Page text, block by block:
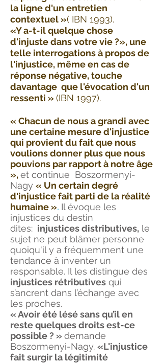
la ligne d'un entretien
contextuel »( IBN 1993).
«Y a-t-il quelque chose
d'injuste dans votre vie ?», une
telle interrogations à propos de
l'injustice, même en cas de
réponse négative, touche
davantage que l'évocation d'un
ressenti » (IBN 1997).
« Chacun de nous a grandi avec
une certaine mesure d'injustice
qui provient du fait que nous
voulions donner plus que nous
pouvions par rapport à notre âge
»,et continue Boszormenyi-
Nagy « Un certain degré
d'injustice fait parti de la réalité
humaine ». Il évoque les
injustices du destin
dites: injustices distributives, le
sujet ne peut blâmer personne
quoiqu'il y a fréquemment une
tendance à inventer un
responsable. Il les distingue des
injustices rétributives qui
s’ancrent dans l’échange avec
les proches.
« Avoir été lésé sans qu’il en
reste quelques droits est-ce
possible ? » demande
Boszormenyi-Nagy. «L'injustice
fait surgir la légitimité